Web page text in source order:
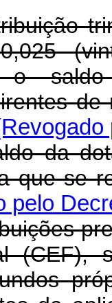
o saldo
que se
pelo